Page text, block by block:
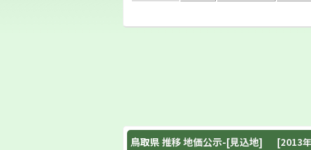
鳥取県推移 地価公示-[見込地] [2013